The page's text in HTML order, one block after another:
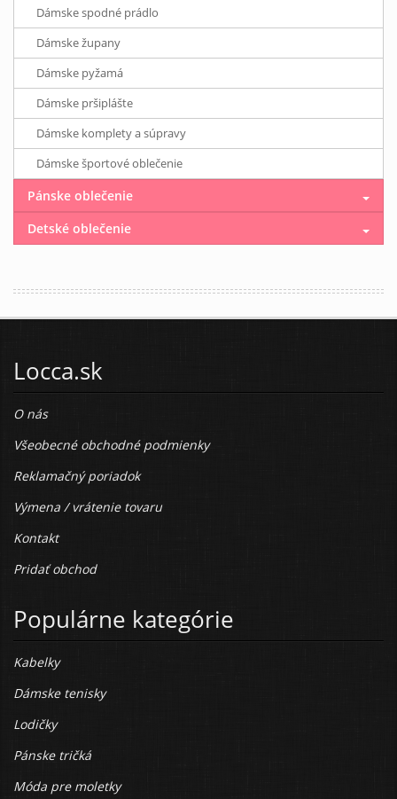
Dámske spodné prádlo
Dámske župany
Dámske pyžamá
Dámske pršiplášte
Dámske komplety a súpravy
Dámske športové oblečenie
Pánske oblečenie
Detské oblečenie
Locca.sk
O nás
Všeobecné obchodné podmienky
Reklamačný poriadok
Výmena / vrátenie tovaru
Kontakt
Pridať obchod
Populárne kategórie
Kabelky
Dámske tenisky
Lodičky
Pánske tričká
Móda pre moletky